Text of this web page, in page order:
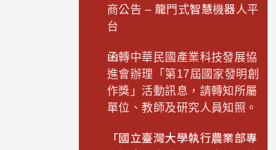
商公告 – 龍門式智慧機器人平
台
函轉中華民國產業科技發展協
進會辦理「第17屆國家發明創
作獎」活動訊息，請轉知所屬
單位、教師及研究人員知照。
「國立臺灣大學執行農業部專